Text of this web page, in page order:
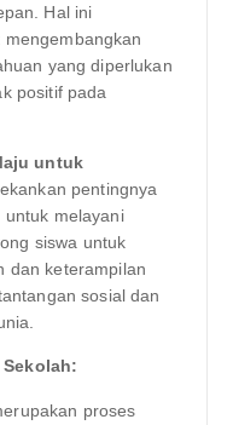
Hal ini
yang diperlukan
positif pada
untuk
pentingnya
untuk melayani
siswa untuk
dan keterampilan
sosial dan
proses